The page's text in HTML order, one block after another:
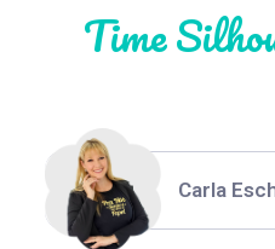
Time Thiara
Carla